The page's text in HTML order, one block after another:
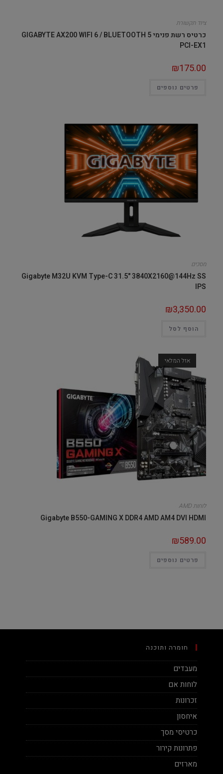
ציוד תקשורת
כרטיס רשת פנימי GIGABYTE AX200 WIFI 6 / BLUETOOTH 5
PCI-EX1
₪175.00
פרטים נוספים
מסכים
Gigabyte M32U KVM Type-C 31.5" 3840X2160@144Hz SS
IPS
₪3,350.00
הוסף לסל
אזל המלאי
לוחות AMD
Gigabyte B550-GAMING X DDR4 AMD AM4 DVI HDMI
₪589.00
פרטים נוספים
חומרה ותוכנה
מעבדים
לוחות אם
זכרונות
איחסון
כרטיסי מסך
פתרונות קירור
מארזים